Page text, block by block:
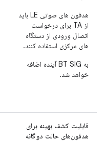
هدفون های صوتی LE باید
از TA برای درخواست
اتصال ورودی از دستگاه
های مرکزی استفاده کنند.
به BT SIG آینده اضافه
خواهد شد.
قابلیت کشف بهینه برای
هدفون‌های حالت دوگانه